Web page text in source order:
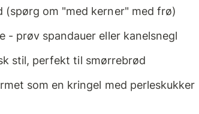
(spørg om "med kerner" med frø)
- prøv spandauer eller kanelsnegl
stil, perfekt til smørrebrød
som en kringel med perleskukker